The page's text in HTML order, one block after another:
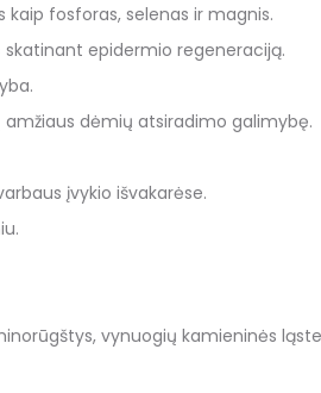
fosforas, selenas ir magnis.
epidermio regeneraciją.
dėmių atsiradimo galimybę.
įvykio išvakarėse.
vynuogių kamieninės